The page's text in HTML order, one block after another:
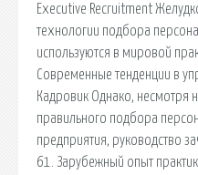
Executive Recruitment
технологии подбора
используются в мировой
Современные тенденции в
Кадровик Однако, несмотря
правильного подбора
предприятия, руководство
61. Зарубежный опыт